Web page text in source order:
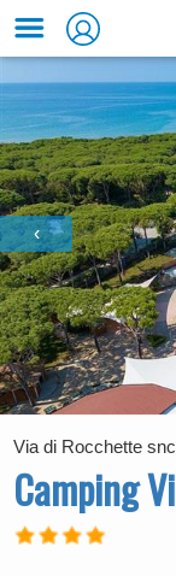
‹
Via di Rocchette
Camping